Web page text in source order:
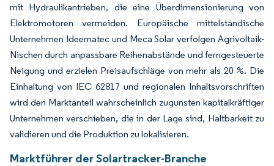
mit Hydraulikantrieben, die eine Überdimensionierung von
Elektromotoren vermeiden. Europäische mittelständische
Unternehmen Ideematec und Meca Solar verfolgen Agrivoltaik-
Nischen durch anpassbare Reihenabstände und ferngesteuerte
Neigung und erzielen Preisaufschläge von mehr als 20 %. Die
Einhaltung von IEC 62817 und regionalen Inhaltsvorschriften
wird den Marktanteil wahrscheinlich zugunsten kapitalkräftiger
Unternehmen verschieben, die in der Lage sind, Haltbarkeit zu
validieren und die Produktion zu lokalisieren.
Marktführer der Solartracker-Branche